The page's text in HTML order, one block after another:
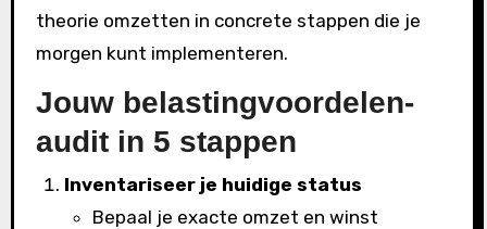
theorie omzetten in concrete stappen die je
morgen kunt implementeren.
Jouw belastingvoordelen-
audit in 5 stappen
Inventariseer je huidige status
Bepaal je exacte omzet en winst